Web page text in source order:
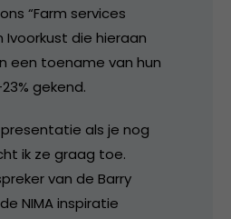
“Farm services
Ivoorkust die hieraan
een toename van hun
gekend.
als je nog
ik ze graag toe.
van de Barry
NIMA inspiratie